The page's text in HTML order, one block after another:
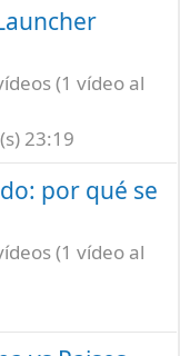
(1 vídeo al
23:19
por qué se
(1 vídeo al